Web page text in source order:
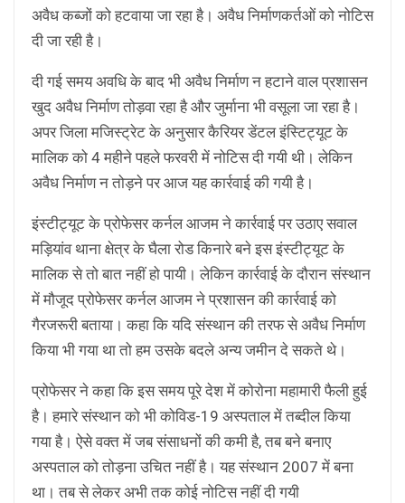
अवैध कब्जों को हटवाया जा रहा है। अवैध निर्माणकर्तओं को नोटिस
दी जा रही है।
दी गई समय अवधि के बाद भी अवैध निर्माण न हटाने वाल प्रशासन
खुद अवैध निर्माण तोड़वा रहा है और जुर्माना भी वसूला जा रहा है।
अपर जिला मजिस्ट्रेट के अनुसार कैरियर डेंटल इंस्टिट्यूट के
मालिक को 4 महीने पहले फरवरी में नोटिस दी गयी थी। लेकिन
अवैध निर्माण न तोड़ने पर आज यह कार्रवाई की गयी है।
इंस्टीट्यूट के प्रोफेसर कर्नल आजम ने कार्रवाई पर उठाए सवाल
मड़ियांव थाना क्षेत्र के घैला रोड किनारे बने इस इंस्टीट्यूट के
मालिक से तो बात नहीं हो पायी। लेकिन कार्रवाई के दौरान संस्थान
में मौजूद प्रोफेसर कर्नल आजम ने प्रशासन की कार्रवाई को
गैरजरूरी बताया। कहा कि यदि संस्थान की तरफ से अवैध निर्माण
किया भी गया था तो हम उसके बदले अन्य जमीन दे सकते थे।
प्रोफेसर ने कहा कि इस समय पूरे देश में कोरोना महामारी फैली हुई
है। हमारे संस्थान को भी कोविड-19 अस्पताल में तब्दील किया
गया है। ऐसे वक्त में जब संसाधनों की कमी है, तब बने बनाए
अस्पताल को तोड़ना उचित नहीं है। यह संस्थान 2007 में बना
था। तब से लेकर अभी तक कोई नोटिस नहीं दी गयी